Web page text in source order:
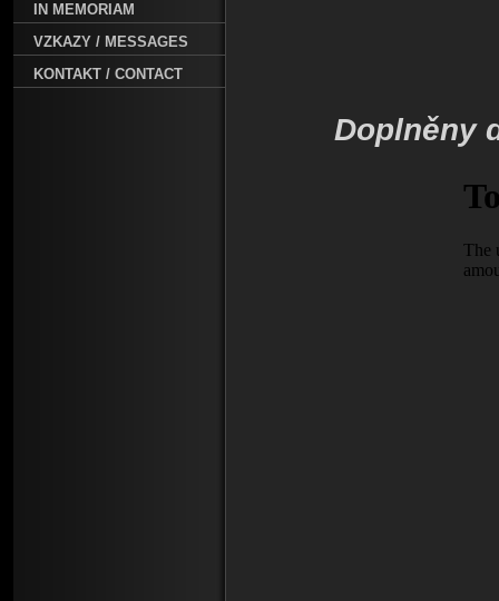
Doplněny
IN MEMORIAM
VZKAZY / MESSAGES
KONTAKT / CONTACT